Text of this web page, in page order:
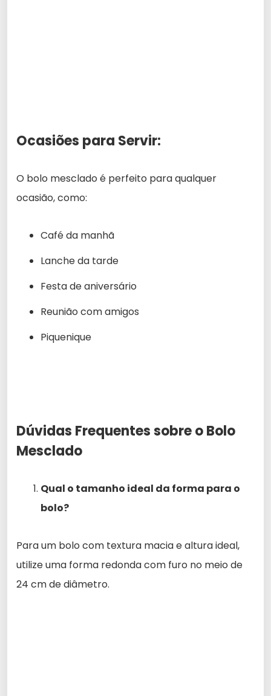
Ocasiões para Servir:
O bolo mesclado é perfeito para qualquer
ocasião, como:
Café da manhã
Lanche da tarde
Festa de aniversário
Reunião com amigos
Piquenique
Dúvidas Frequentes sobre o Bolo
Mesclado
Qual o tamanho ideal da forma para o
bolo?
Para um bolo com textura macia e altura ideal,
utilize uma forma redonda com furo no meio de
24 cm de diâmetro.